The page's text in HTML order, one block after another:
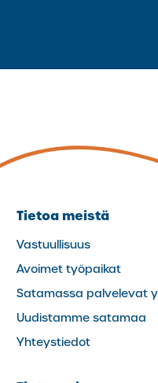
Tietoa meistä
Vastuullisuus
Avoimet työpaikat
Satamassa palvelevat
Uudistamme satamaa
Yhteystiedot